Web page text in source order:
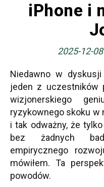
iPhone i
2025-12-08
Niedawno w dyskusji o zarządzaniu produktami
jeden z uczestników
wizjonerskiego
ryzykownego skoku w
i tak odważny, że
bez żadnych
empirycznego
mówiłem. Ta
powodów.